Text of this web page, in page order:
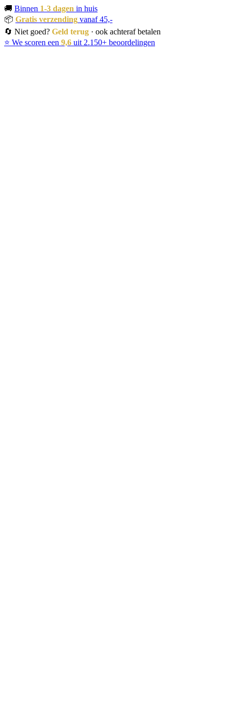
🚚 Binnen 1-3 dagen in huis
📦 Gratis verzending vanaf 45,-
🔄 Niet goed? Geld terug · ook achteraf betalen
⭐ We scoren een 9,6 uit 2.150+ beoordelingen